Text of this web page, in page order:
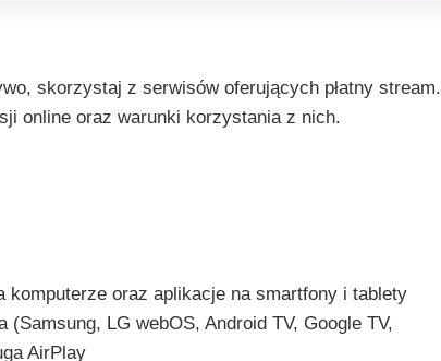
skorzystaj z serwisów oferujących płatny stream.
online oraz warunki korzystania z nich.
komputerze oraz aplikacje na smartfony i tablety
LG webOS, Android TV, Google TV,
AirPlay